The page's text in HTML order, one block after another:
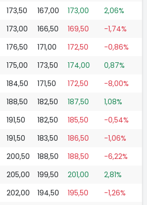
173,50 167,00 173,00
2,06%
173,00 166,50 169,50
-1,74%
176,50 171,00 172,50
-0,86%
175,00 173,50 174,00
0,87%
184,50 171,50 172,50
-8,00%
188,50 182,50 187,50
1,08%
191,50 182,50 185,50
-0,54%
191,50 183,50 186,50
-1,06%
200,50 188,50 188,50
-6,22%
205,00 199,50 201,00
2,81%
202,00 194,50 195,50
-1,26%